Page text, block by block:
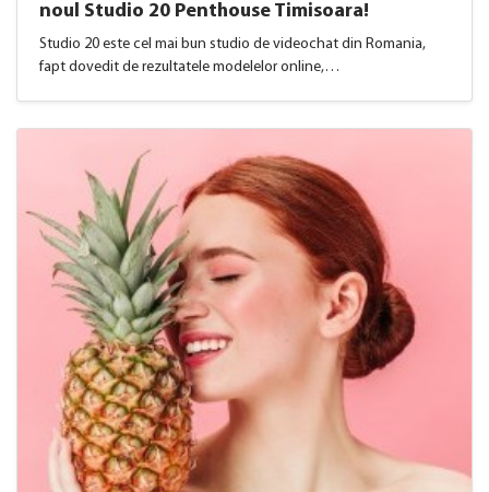
noul Studio 20 Penthouse Timisoara!
Studio 20 este cel mai bun studio de videochat din Romania,
fapt dovedit de rezultatele modelelor online,…